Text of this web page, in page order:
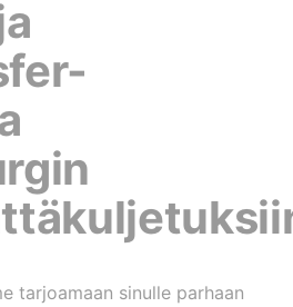
tarjoamaan sinulle parhaan